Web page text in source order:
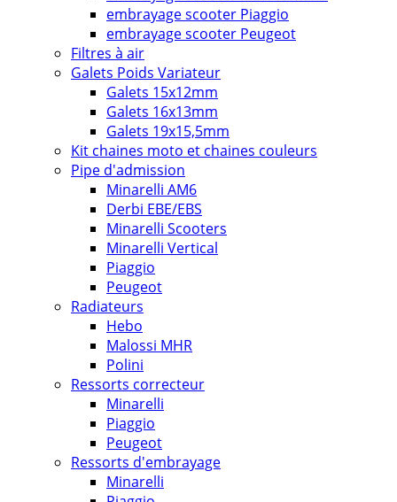
embrayage scooter Piaggio
embrayage scooter Peugeot
Filtres à air
Galets Poids Variateur
Galets 15x12mm
Galets 16x13mm
Galets 19x15,5mm
Kit chaines moto et chaines couleurs
Pipe d'admission
Minarelli AM6
Derbi EBE/EBS
Minarelli Scooters
Minarelli Vertical
Piaggio
Peugeot
Radiateurs
Hebo
Malossi MHR
Polini
Ressorts correcteur
Minarelli
Piaggio
Peugeot
Ressorts d'embrayage
Minarelli